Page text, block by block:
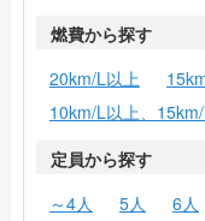
燃費から探す
20km/L以上
10km/L以上、
定員から探す
～4人
5人 6人